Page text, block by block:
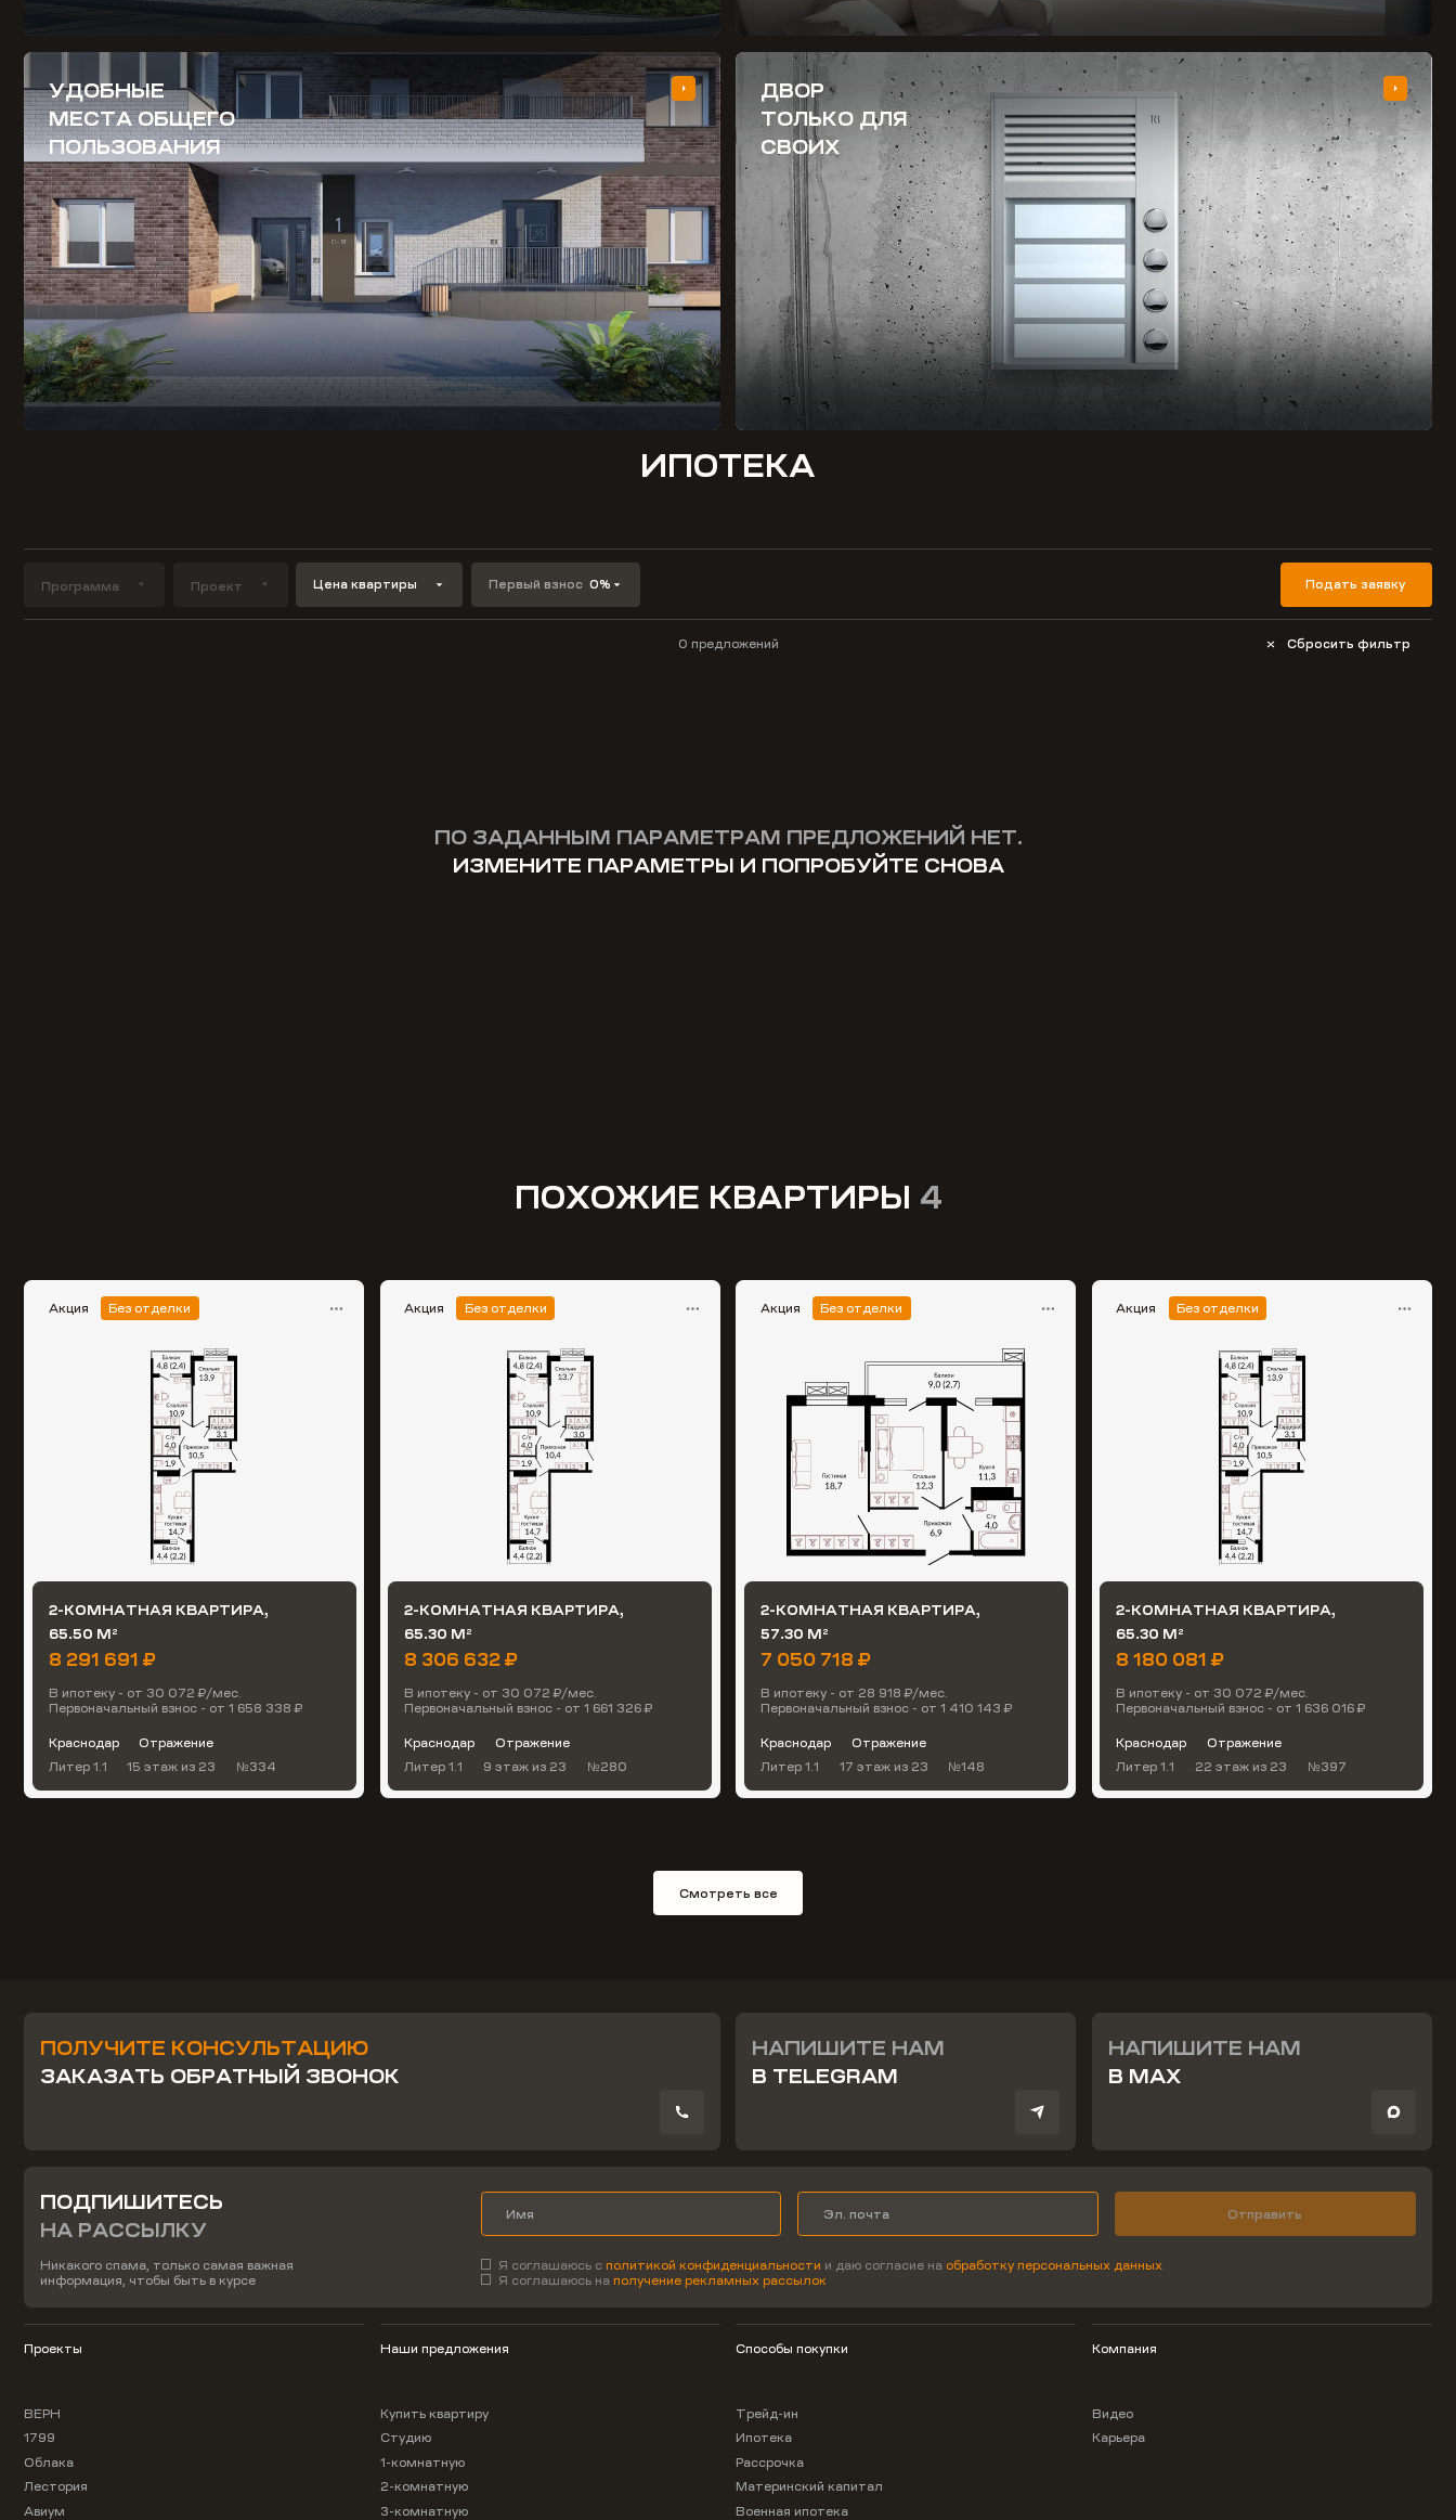
УДОБНЫЕ
МЕСТА ОБЩЕГО
ПОЛЬЗОВАНИЯ
ДВОР
ТОЛЬКО ДЛЯ
СВОИХ
ИПОТЕКА
Программа Проект Цена квартиры Первый взнос 0% Подать заявку
0 предложений Сбросить фильтр
ПО ЗАДАННЫМ ПАРАМЕТРАМ ПРЕДЛОЖЕНИЙ НЕТ.
ИЗМЕНИТЕ ПАРАМЕТРЫ И ПОПРОБУЙТЕ СНОВА
ПОХОЖИЕ КВАРТИРЫ 4
Акция Без отделки
2-КОМНАТНАЯ КВАРТИРА,
65.50 М 2
8 291 691 ₽
В ипотеку - от 30 072 ₽/мес.
Первоначальный взнос - от 1 658 338 ₽
Краснодар
Отражение
Литер 1.1
15 этаж из 23 №334
Акция Без отделки
2-КОМНАТНАЯ КВАРТИРА,
65.30 М 2
8 306 632 ₽
В ипотеку - от 30 072 ₽/мес.
Первоначальный взнос - от 1 661 326 ₽
Краснодар
Отражение
Литер 1.1
9 этаж из 23 №280
Акция Без отделки
2-КОМНАТНАЯ КВАРТИРА,
57.30 М 2
7 050 718 ₽
В ипотеку - от 28 918 ₽/мес.
Первоначальный взнос - от 1 410 143 ₽
Краснодар
Отражение
Литер 1.1
17 этаж из 23 №148
Акция Без отделки
2-КОМНАТНАЯ КВАРТИРА,
65.30 М 2
8 180 081 ₽
В ипотеку - от 30 072 ₽/мес.
Первоначальный взнос - от 1 636 016 ₽
Краснодар
Отражение
Литер 1.1
22 этаж из 23 №397
Смотреть все
ПОЛУЧИТЕ КОНСУЛЬТАЦИЮ
ЗАКАЗАТЬ ОБРАТНЫЙ ЗВОНОК
НАПИШИТЕ НАМ
В TELEGRAM
НАПИШИТЕ НАМ
В MAX
ПОДПИШИТЕСЬ
НА РАССЫЛКУ
Никакого спама, только самая важная
информация, чтобы быть в курсе
Отправить
Я соглашаюсь сполитикой конфиденциальности и даю согласие на обработку персональных данных
Я соглашаюсь наполучение рекламных рассылок
Проекты
ВЕРН
1799
Облака
Лестория
Авиум
Наши предложения
Купить квартиру
Студию
1-комнатную
2-комнатную
3-комнатную
Способы покупки
Трейд-ин
Ипотека
Рассрочка
Материнский капитал
Военная ипотека
Компания
Видео
Карьера